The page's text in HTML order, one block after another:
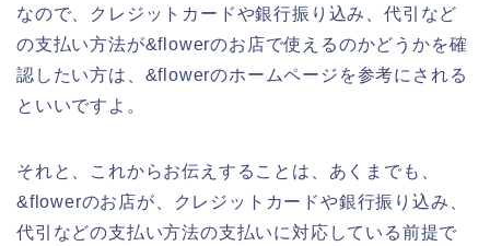
なので、クレジットカードや銀行振り込み、代引など
の支払い方法が&flowerのお店で使えるのかどうかを確
認したい方は、&flowerのホームページを参考にされる
といいですよ。
それと、これからお伝えすることは、あくまでも、
&flowerのお店が、クレジットカードや銀行振り込み、
代引などの支払い方法の支払いに対応している前提で